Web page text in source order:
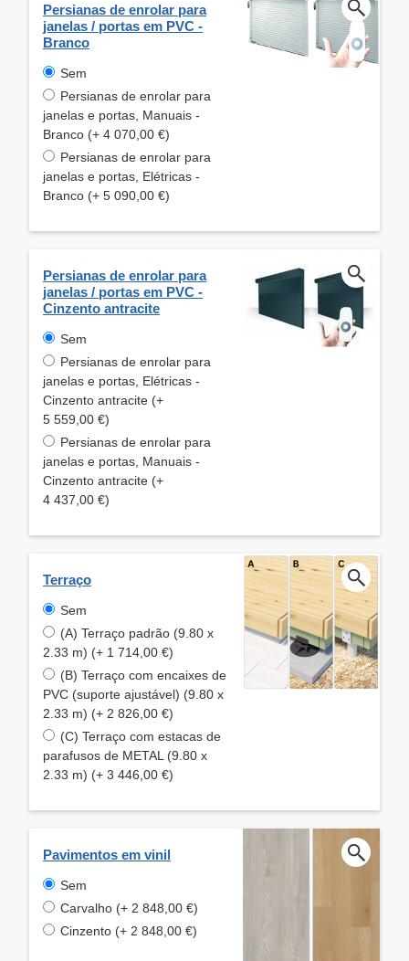
Persianas de enrolar para
janelas / portas em PVC -
Branco
Sem
Persianas de enrolar para
janelas e portas, Manuais -
Branco (+ 4 070,00 €)
Persianas de enrolar para
janelas e portas, Elétricas -
Branco (+ 5 090,00 €)
Persianas de enrolar para
janelas / portas em PVC -
Cinzento antracite
Sem
Persianas de enrolar para
janelas e portas, Elétricas -
Cinzento antracite (+
5 559,00 €)
Persianas de enrolar para
janelas e portas, Manuais -
Cinzento antracite (+
4 437,00 €)
Terraço
Sem
(A) Terraço padrão (9.80 x
2.33 m) (+ 1 714,00 €)
(B) Terraço com encaixes de
PVC (suporte ajustável) (9.80 x
2.33 m) (+ 2 826,00 €)
(C) Terraço com estacas de
parafusos de METAL (9.80 x
2.33 m) (+ 3 446,00 €)
Pavimentos em vinil
Sem
Carvalho (+ 2 848,00 €)
Cinzento (+ 2 848,00 €)